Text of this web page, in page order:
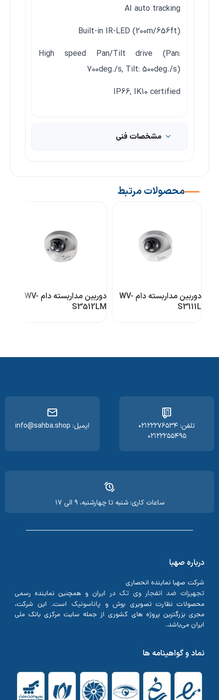
AI auto tracking
Built-in IR-LED (200m/656ft)
High speed Pan/Tilt drive (Pan:
700deg./s, Tilt: 500deg./s)
IP66, IK10 certified
مشخصات فنی
محصولات مرتبط
دوربین مداربسته دام WV-
S3111L
دوربین مداربسته دام WV-
S3512LM
تلفن: ۰۲۱۲۲۲۷۶۵۳۴
۰۲۱۲۲۲۵۵۴۹۵
ایمیل: info@sahba.shop
ساعات کاری: شنبه تا چهارشنبه، ۹ الی ۱۷
درباره صهبا
شرکت صهبا نماینده انحصاری
تجهیزات ضد انفجار وی تک در ایران و همچنین نماینده رسمی
محصولات نظارت تصویری بوش و پاناسونیک است. این شرکت،
مجری بزرگترین پروژه های کشوری از جمله سایت مرکزی بانک ملی
ایران می‌باشد.
نماد و گواهینامه ها